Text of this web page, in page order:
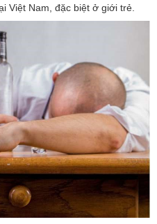
Việt Nam, đặc biệt ở giới trẻ.